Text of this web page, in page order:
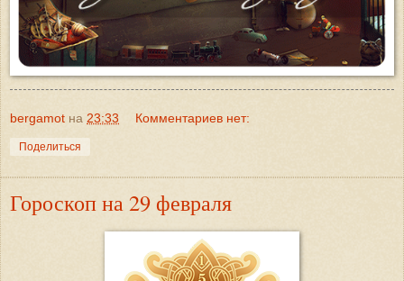
bergamot на 23:33 Комментариев нет:
Поделиться
Гороскоп на 29 февраля